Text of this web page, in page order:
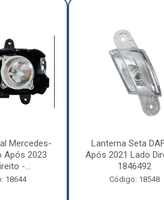
Mercedes-
Após 2023
-...
18644
Lanterna Seta
Após 2021 Lado
1846492
Código: 18548